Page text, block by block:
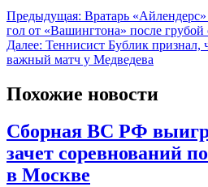
Предыдущая: Вратарь
гол от «Вашингтона» после
Далее: Теннисист Бублик признал,
важный матч у Медведева
Похожие новости
Сборная ВС РФ
зачет соревнований
в Москве